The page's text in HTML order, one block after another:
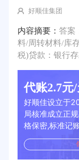
好顺佳集团
内容摘要： 答案
料/周转材料/库
税)贷款：银行
代账2.7元
好顺佳设立于
局核准成立正
格保密,标准记